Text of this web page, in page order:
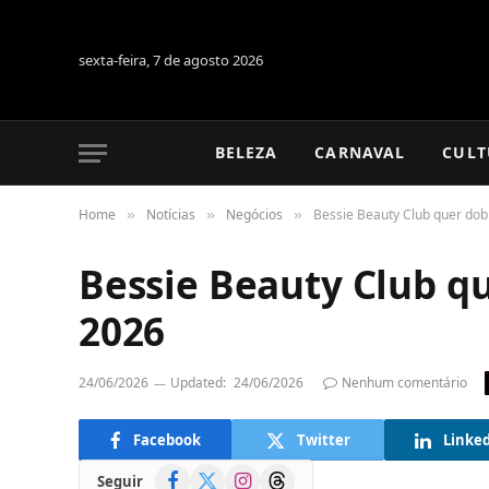
sexta-feira, 7 de agosto 2026
BELEZA CARNAVAL
Home » Notícias » Negócios » Bessie Beauty Club quer
Bessie Beauty Club
2026
24/06/2026 Updated: 24/06/2026 Nenhum comentário
Facebook Twitter
Seguir Facebook InstagramThreads